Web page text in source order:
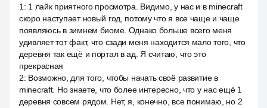
1 : 1 лайк приятного просмотра. Видимо, у нас и в minecraft
скоро наступает новый год, потому что я все чаще и чаще
появляюсь в зимнем биоме. Однако больше всего меня
удивляет тот факт, что сзади меня находится мало того, что
деревня так ещё и портал в ад. Я считаю, что это
прекрасная
2: Возможно, для того, чтобы начать своё развитие в
minecraft. Но знаете, что более интересно, что у нас ещё 1
деревня совсем рядом. Нет, я, конечно, все понимаю, но 2